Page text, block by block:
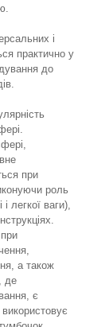
і
практично у
до
при
роль
легкої ваги),
а також
де
є